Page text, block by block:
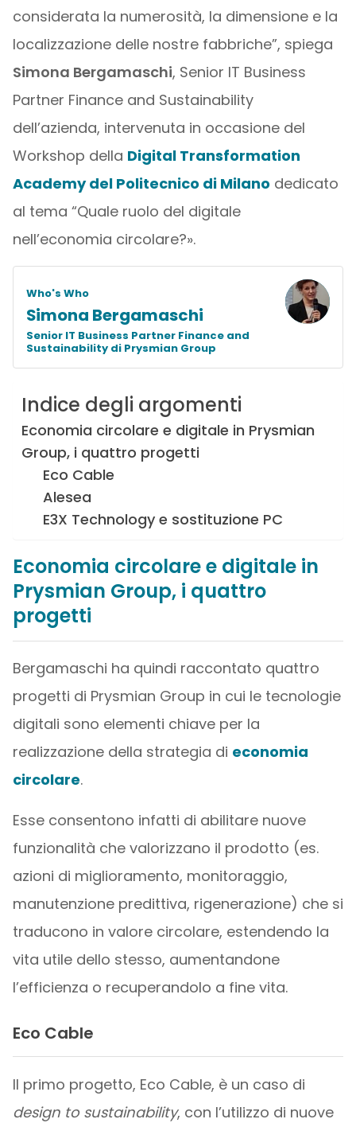
considerata la numerosità, la dimensione e la
localizzazione delle nostre fabbriche”, spiega
Simona Bergamaschi, Senior IT Business
Partner Finance and Sustainability
dell’azienda, intervenuta in occasione del
Workshop della Digital Transformation
Academy del Politecnico di Milano dedicato
al tema “Quale ruolo del digitale
nell’economia circolare?».
Who's Who
Simona Bergamaschi
Senior IT Business Partner Finance and
Sustainability di Prysmian Group
Indice degli argomenti
Economia circolare e digitale in Prysmian
Group, i quattro progetti
Eco Cable
Alesea
E3X Technology e sostituzione PC
Economia circolare e digitale in
Prysmian Group, i quattro
progetti
Bergamaschi ha quindi raccontato quattro
progetti di Prysmian Group in cui le tecnologie
digitali sono elementi chiave per la
realizzazione della strategia di economia
circolare.
Esse consentono infatti di abilitare nuove
funzionalità che valorizzano il prodotto (es.
azioni di miglioramento, monitoraggio,
manutenzione predittiva, rigenerazione) che si
traducono in valore circolare, estendendo la
vita utile dello stesso, aumentandone
l’efficienza o recuperandolo a fine vita.
Eco Cable
Il primo progetto, Eco Cable, è un caso di
design to sustainability, con l’utilizzo di nuove